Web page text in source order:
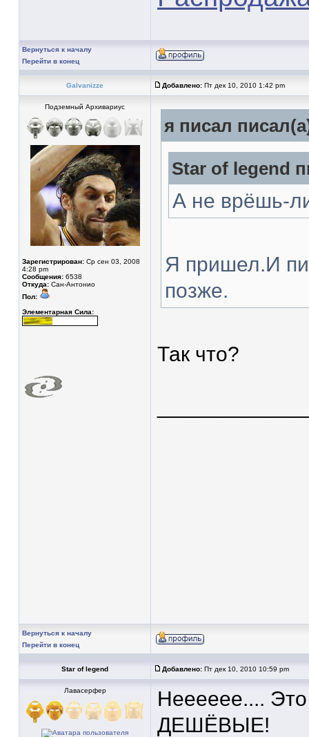
Вернуться к началу
Перейти в конец
Galvanizze Добавлено: Пт дек 10, 2010 1:42 pm
Подземный Архивариус
Зарегистрирован: Ср сен 03, 2008
4:28 pm
Сообщения: 6538
Откуда: Сан-Антонио
Пол:
Элементарная Сила:
я писал
Star of legend
А не врёшь-
Я пришел.И
позже.
Так что?
Вернуться к началу
Перейти в конец
Star of legend Добавлено: Пт дек 10, 2010 10:59 pm
Лавасерфер
Нееееее....
ДЕШЁВЫЕ!